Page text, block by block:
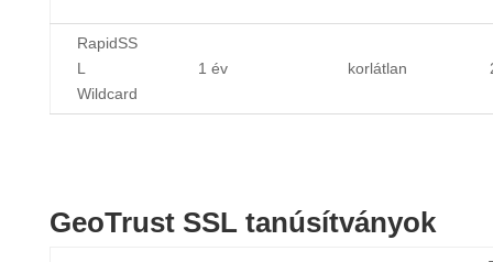
RapidSS
L
Wildcard
1 év korlátlan
GeoTrust SSL tanúsítványok